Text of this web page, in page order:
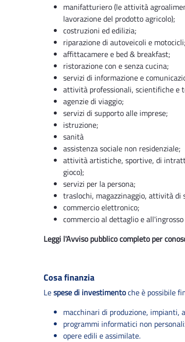
manifatturiero (le attività
lavorazione del prodotto agricolo);
costruzioni ed edilizia;
riparazione di autoveicoli e motocicli;
affittacamere e bed & breakfast;
ristorazione con e senza cucina;
servizi di informazione e
attività professionali, scientifiche e
agenzie di viaggio;
servizi di supporto alle imprese;
istruzione;
sanità
assistenza sociale non residenziale;
attività artistiche, sportive, di
gioco);
servizi per la persona;
traslochi, magazzinaggio, attività
commercio elettronico;
commercio al dettaglio e
Leggi l'Avviso pubblico completo per
Cosa finanzia
Lespese di investimentoche è possibile
macchinari di produzione, impianti,
programmi informatici non
opere edili e assimilate.